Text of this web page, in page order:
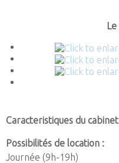
Le
Caracteristiques du cabinet
Possibilités de location :
Journée (9h-19h)